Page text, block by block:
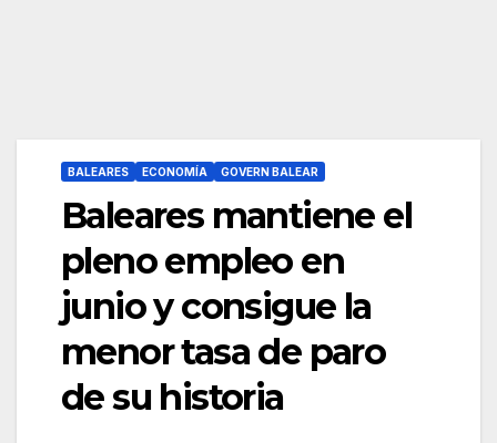
BALEARES ECONOMÍA GOVERN BALEAR
Baleares mantiene el
pleno empleo en
junio y consigue la
menor tasa de paro
de su historia